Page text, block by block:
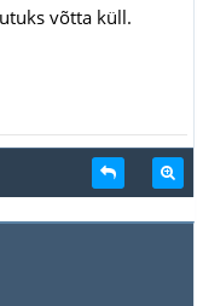
võtta küll.